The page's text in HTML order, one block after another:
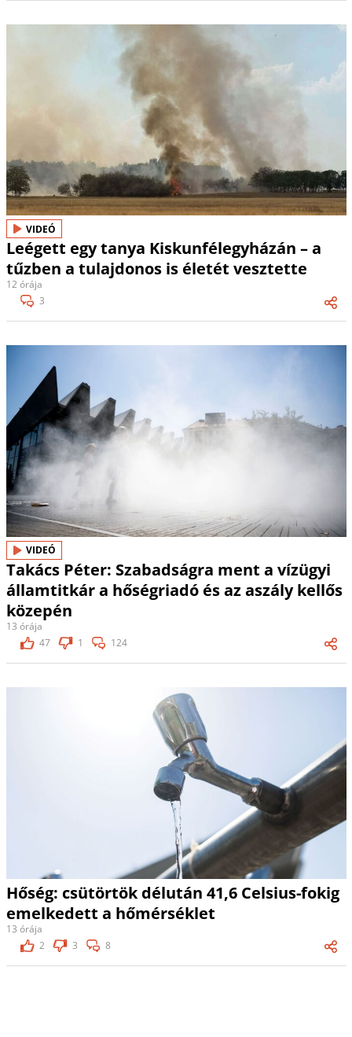
VIDEÓ
Leégett egy tanya Kiskunfélegyházán – a
tűzben a tulajdonos is életét vesztette
12 órája
3
VIDEÓ
Takács Péter: Szabadságra ment a vízügyi
államtitkár a hőségriadó és az aszály kellős
közepén
13 órája
47
1 124
Hőség: csütörtök délután 41,6 Celsius-fokig
emelkedett a hőmérséklet
13 órája
2
3 8